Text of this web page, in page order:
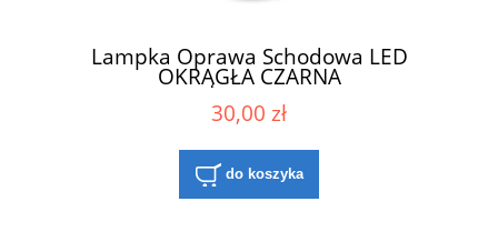
Lampka Oprawa Schodowa LED
OKRĄGŁA CZARNA
30,00 zł
do koszyka